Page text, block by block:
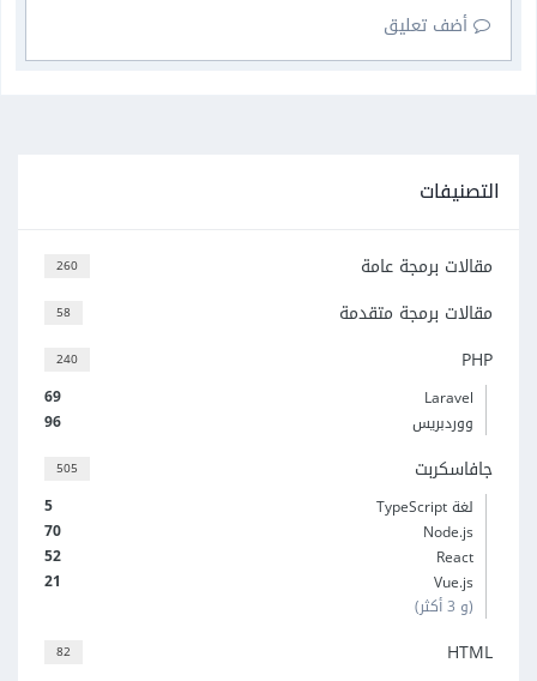
أضف تعليق
التصنيفات
260 مقالات برمجة عامة
58 مقالات برمجة متقدمة
240 PHP
69
Laravel
96
ووردبريس
505 جافاسكربت
5
لغة TypeScript
70
Node.js
52
React
21
Vue.js
(و 3 أكثر)
82 HTML